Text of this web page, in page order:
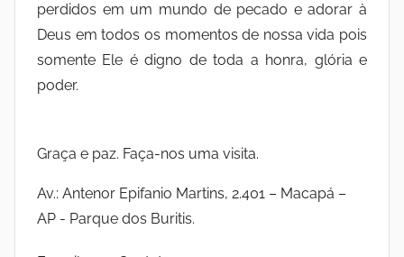
perdidos em um mundo de pecado e adorar à
Deus em todos os momentos de nossa vida pois
somente Ele é digno de toda a honra, glória e
poder.
Graça e paz. Faça-nos uma visita.
Av.: Antenor Epifanio Martins, 2.401 – Macapá –
AP - Parque dos Buritis.